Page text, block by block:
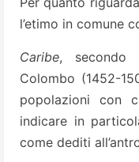
l’etimo in comune
Caribe, secondo
Colombo (1452-
popolazioni con
indicare in
come dediti